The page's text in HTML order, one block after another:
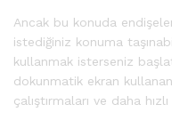
Ancak bu konuda
istediğiniz konuma
kullanmak isterseniz
dokunmatik ekran
çalıştırmaları ve daha